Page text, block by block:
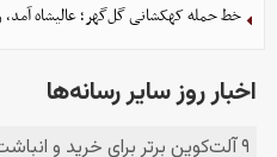
خط حمله کهکشانی گل‌گهر؛ عالیشاه آمد،